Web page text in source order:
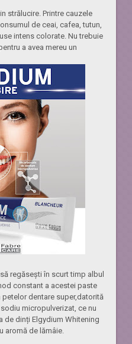
strălucire. Printre cauzele
de ceai, cafea, tutun,
intens colorate. Nu trebuie
a avea mereu un
regăsești în scurt timp albul
constant a acestei paste
dentare super,datorită
micropulverizat, ce nu
de dinți Elgydium Whitening
aromă de lămâie.